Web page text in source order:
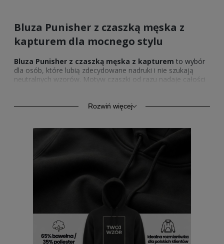
Bluza Punisher z czaszką męska z
kapturem dla mocnego stylu
Bluza Punisher z czaszką męska z kapturem to wybór
dla osób, które lubią zdecydowane nadruki i nie szukają
neutralnych wzorów. Motyw czaszki od razu nadaje całości
mocniejszym akcentem. To produkt dla kogoś, kto chce
Bluza z czaszką męska jako wyrazisty
element codziennego ubioru
Bluza z czaszką męska
sprawdzi się wtedy, gdy ubranie
ma podkreślać charakter, a nie tylko uzupełniać zestaw.
Nadruk inspirowany Punisherem kojarzy się z odwagą, siłą i
Punisherprzyciąga uwagę już od pierwszego spojrzenia.
Można ją nosić na luzie, do prostych stylizacji, w których to
grafika gra główną rolę.
Rozwiń więcej